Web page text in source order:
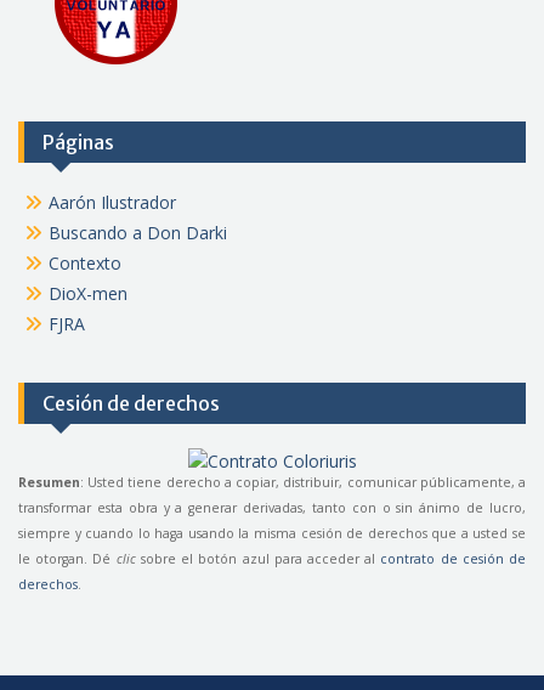
Páginas
Aarón Ilustrador
Buscando a Don Darki
Contexto
DioX-men
FJRA
Cesión de derechos
Resumen: Usted tiene derecho a copiar, distribuir, comunicar públicamente, a
transformar esta obra y a generar derivadas, tanto con o sin ánimo de lucro,
siempre y cuando lo haga usando la misma cesión de derechos que a usted se
le otorgan. Dé clicsobre el botón azul para acceder al contrato de cesión de
derechos